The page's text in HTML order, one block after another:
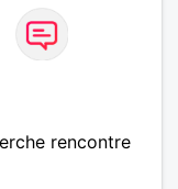
rencontre